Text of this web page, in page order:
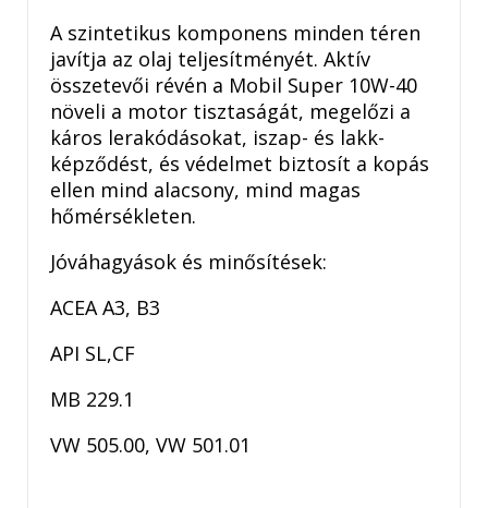
A szintetikus komponens minden téren
javítja az olaj teljesítményét. Aktív
összetevői révén a Mobil Super 10W-40
növeli a motor tisztaságát, megelőzi a
káros lerakódásokat, iszap- és lakk-
képződést, és védelmet biztosít a kopás
ellen mind alacsony, mind magas
hőmérsékleten.
Jóváhagyások és minősítések:
ACEA A3, B3
API SL,CF
MB 229.1
VW 505.00, VW 501.01